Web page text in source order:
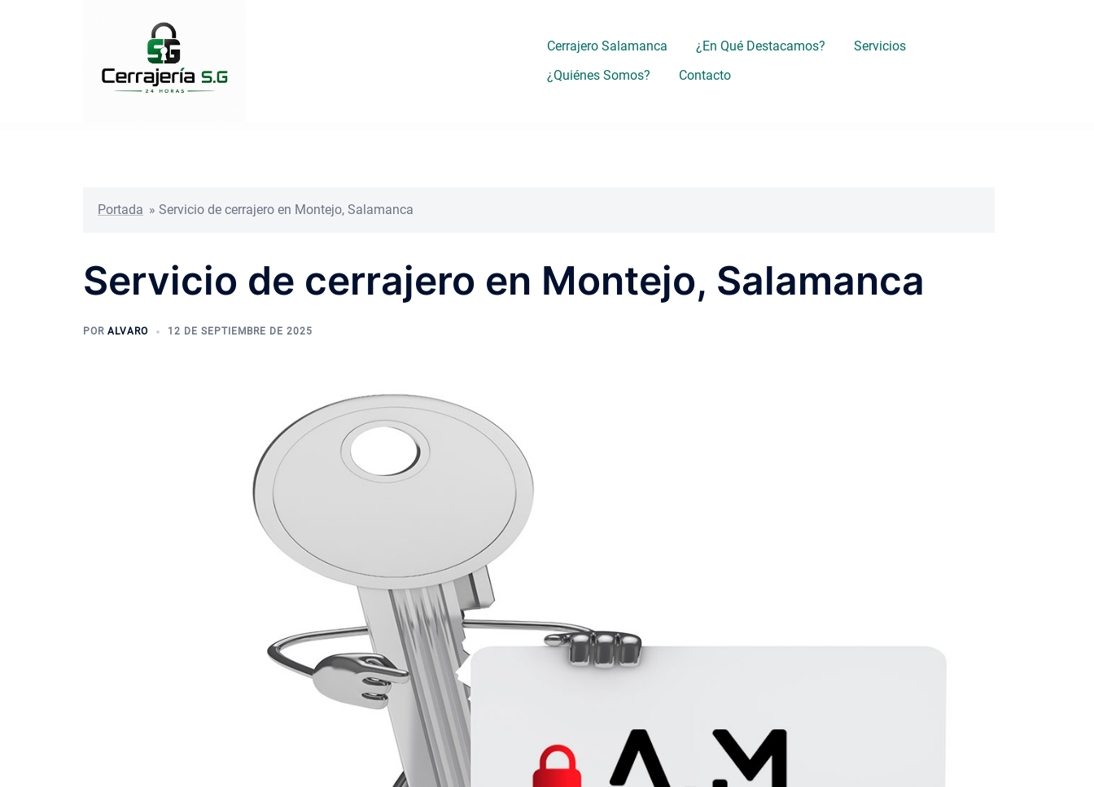
Cerrajero Salamanca ¿En Qué Destacamos?
Servicios
¿Quiénes Somos?
Contacto
Portada » Servicio de cerrajero en Montejo, Salamanca
Servicio de cerrajero en Montejo, Salamanca
POR ALVARO 12 DE SEPTIEMBRE DE 2025